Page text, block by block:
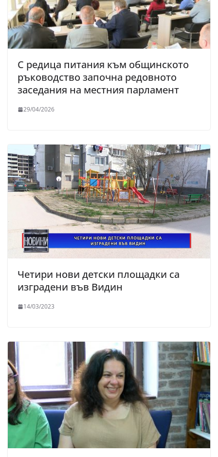
С редица питания към общинското
ръководство започна редовното
заседания на местния парламент
29/04/2026
Четири нови детски площадки са
изградени във Видин
14/03/2023